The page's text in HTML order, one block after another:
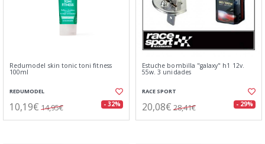
Redumodel skin tonic toni fitness
100ml
REDUMODEL
10,19€ 14,95€ - 32%
Estuche bombilla "galaxy" h1 12v.
55w. 3 unidades
RACE SPORT
20,08€ 28,41€ - 29%